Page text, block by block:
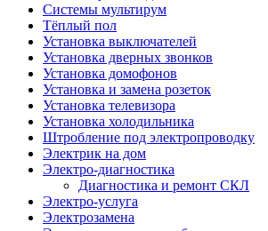
Системы мультирум
Тёплый пол
Установка выключателей
Установка дверных звонков
Установка домофонов
Установка и замена розеток
Установка телевизора
Установка холодильника
Штробление под электропроводку
Электрик на дом
Электро-диагностика
Диагностика и ремонт СКЛ
Электро-услуга
Электрозамена